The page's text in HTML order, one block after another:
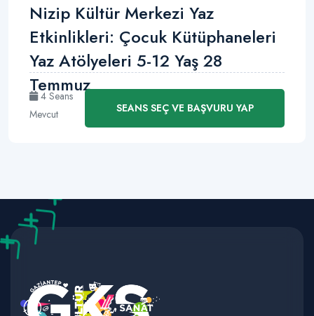
Nizip Kültür Merkezi Yaz
Etkinlikleri: Çocuk Kütüphaneleri
Yaz Atölyeleri 5-12 Yaş 28
Temmuz
4 Seans
Mevcut
SEANS SEÇ VE BAŞVURU YAP